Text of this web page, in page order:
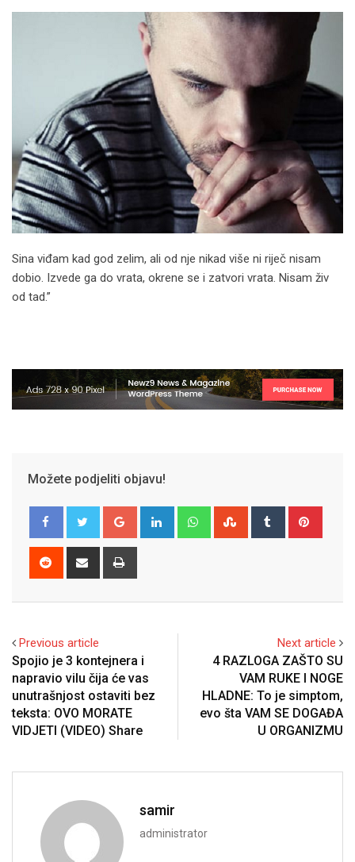
Sina viđam kad god zelim, ali od nje nikad više ni riječ nisam
dobio. Izvede ga do vrata, okrene se i zatvori vrata. Nisam živ
od tad.”
Možete podjeliti objavu!
Google+ LinkedIn WhatsappStumbleUpon
Tumblr
Reddit
Share
Previous article
Spojio je 3 kontejnera i
napravio vilu čija će vas
unutrašnjost ostaviti bez
teksta: OVO MORATE
VIDJETI (VIDEO) Share
Next article
4 RAZLOGA ZAŠTO SU
VAM RUKE I NOGE
HLADNE: To je simptom,
evo šta VAM SE DOGAĐA
U ORGANIZMU
samir
administrator